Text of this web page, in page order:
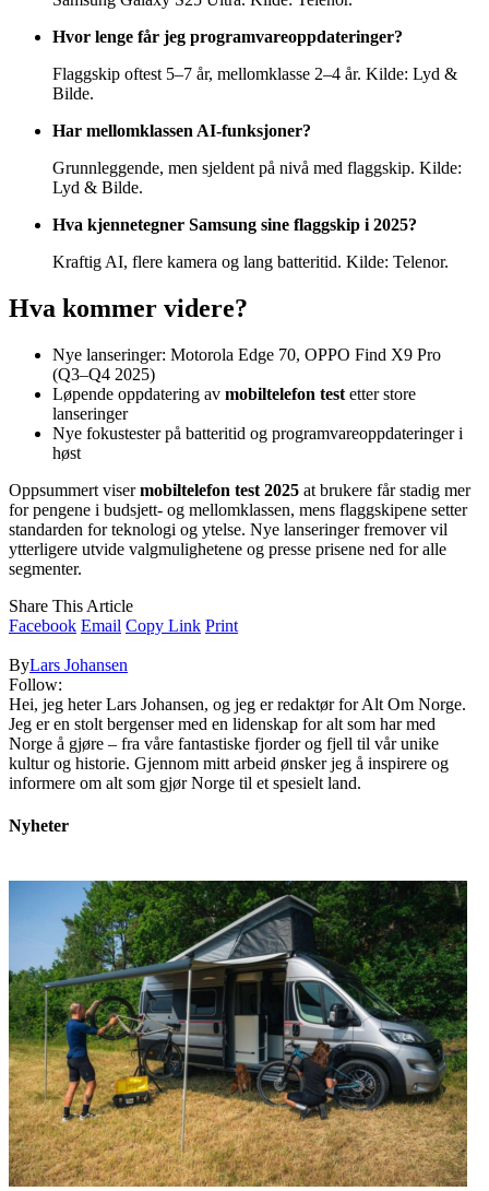
Hvor lenge får jeg programvareoppdateringer?
Flaggskip oftest 5–7 år, mellomklasse 2–4 år. Kilde: Lyd &
Bilde.
Har mellomklassen AI-funksjoner?
Grunnleggende, men sjeldent på nivå med flaggskip. Kilde:
Lyd & Bilde.
Hva kjennetegner Samsung sine flaggskip i 2025?
Kraftig AI, flere kamera og lang batteritid. Kilde: Telenor.
Hva kommer videre?
Nye lanseringer: Motorola Edge 70, OPPO Find X9 Pro
(Q3–Q4 2025)
Løpende oppdatering av mobiltelefon test etter store
lanseringer
Nye fokustester på batteritid og programvareoppdateringer i
høst
Oppsummert visermobiltelefon test 2025 at brukere får stadig mer
for pengene i budsjett- og mellomklassen, mens flaggskipene setter
standarden for teknologi og ytelse. Nye lanseringer fremover vil
ytterligere utvide valgmulighetene og presse prisene ned for alle
segmenter.
Share This Article
Facebook Email Copy Link Print
ByLars Johansen
Follow:
Hei, jeg heter Lars Johansen, og jeg er redaktør for Alt Om Norge.
Jeg er en stolt bergenser med en lidenskap for alt som har med
Norge å gjøre – fra våre fantastiske fjorder og fjell til vår unike
kultur og historie. Gjennom mitt arbeid ønsker jeg å inspirere og
informere om alt som gjør Norge til et spesielt land.
Nyheter